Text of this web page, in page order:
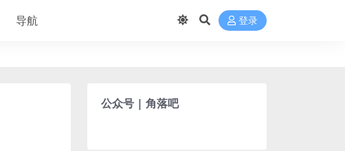
导航 登录
公众号 | 角落吧